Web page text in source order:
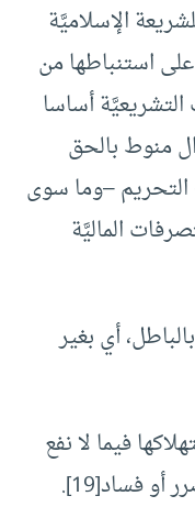
الإسلاميَّة
استنباطها من
التشريعيَّة أساسا
منوط بالحق
التحريم –وما سوى
الماليَّة
أي بغير
فيما لا نفع
فساد[19].